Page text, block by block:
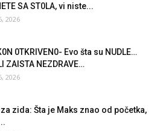
SA ST0LA, vi niste...
2026
0TKRlVEN0- Evo šta su NUDLE…
ZAlSTA NEZDRAVE…
2026
zida: Šta je Maks znao od početka,